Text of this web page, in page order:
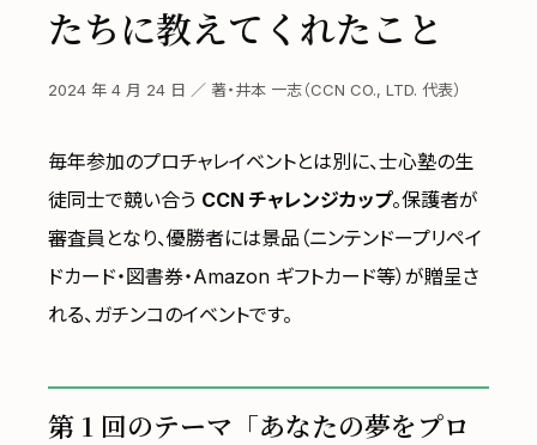
たちに教えてくれたこと
2024 年 4 月 24 日 ／ 著・井本 一志（CCN CO., LTD. 代表）
毎年参加のプロチャレイベントとは別に、士心塾の生
徒同士で競い合う CCN チャレンジカップ。保護者が
審査員となり、優勝者には景品（ニンテンドープリペイ
ドカード・図書券・Amazon ギフトカード等）が贈呈さ
れる、ガチンコのイベントです。
第 1 回のテーマ「あなたの夢をプロ